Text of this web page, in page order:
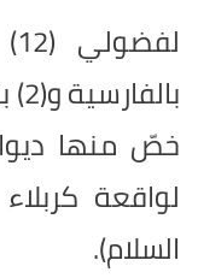
خصّ منها
لواقعة
السلام).